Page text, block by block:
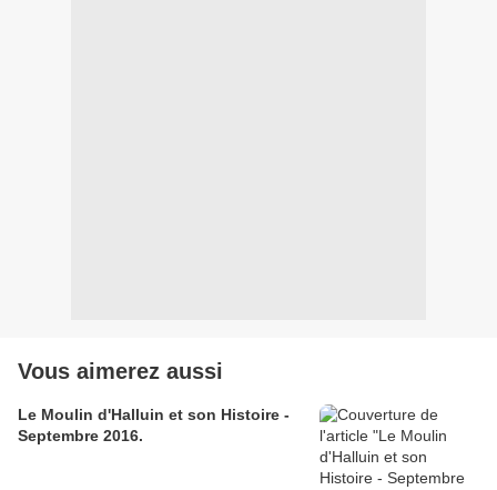
Vous aimerez aussi
Le Moulin d'Halluin et son Histoire -
Septembre 2016.